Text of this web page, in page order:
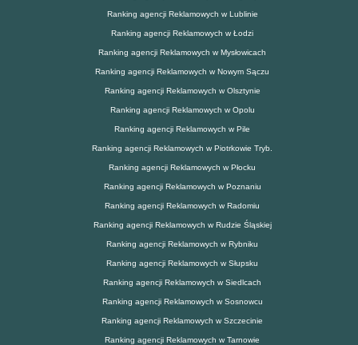
Ranking agencji Reklamowych w Lublinie
Ranking agencji Reklamowych w Łodzi
Ranking agencji Reklamowych w Mysłowicach
Ranking agencji Reklamowych w Nowym Sączu
Ranking agencji Reklamowych w Olsztynie
Ranking agencji Reklamowych w Opolu
Ranking agencji Reklamowych w Pile
Ranking agencji Reklamowych w Piotrkowie Tryb.
Ranking agencji Reklamowych w Płocku
Ranking agencji Reklamowych w Poznaniu
Ranking agencji Reklamowych w Radomiu
Ranking agencji Reklamowych w Rudzie Śląskiej
Ranking agencji Reklamowych w Rybniku
Ranking agencji Reklamowych w Słupsku
Ranking agencji Reklamowych w Siedlcach
Ranking agencji Reklamowych w Sosnowcu
Ranking agencji Reklamowych w Szczecinie
Ranking agencji Reklamowych w Tarnowie